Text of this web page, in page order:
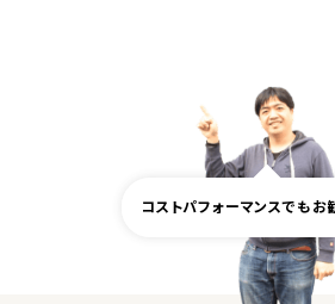
コストパフォーマンスでもお